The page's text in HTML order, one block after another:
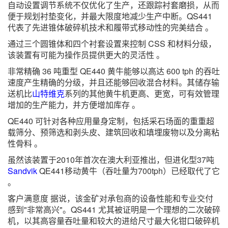
自动设置调节系统不仅优化了生产，还跟踪衬套磨损，从而
便于规划衬垫变化，并最大限度地减少生产中断。QS441
代表了先进锥体破碎机技术和履带式移动性的完美结合 。
通过三个圆锥体和四个衬套设置来控制 CSS 和材料分级，
该装置有可能为操作员提供更大的灵活性 。
非常精确 36 吨重型 QE440 黄牛能够以高达 600 tph 的吞吐
速度产生精确的分级，并且还能够回收混合材料。其储存输
送机比山特维克系列的其他黄牛机更高、更宽，可有效管理
增加的生产能力，并方便增加库存 。
QE440 可针对各种应用量身定制，包括采石场面的重重超
载筛分、预筛选和剥头皮、建筑回收和填埋废物以及分离粘
性骨料 。
虽然该装置于2010年首次在澳大利亚推出，但进化型37吨
SandvikQE441移动黄牛（吞吐量为700tph）已经取代了它
。
客户满意度 据说，该金矿对承包商的设备性能和专业交付
感到"非常高兴"。QS441 尤其被证明是一个理想的二次破碎
机，以其高容量吞吐量和较大的进给尺寸最大化钳口破碎机